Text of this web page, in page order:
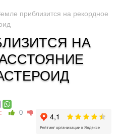
приблизится на рекордное
НА
0